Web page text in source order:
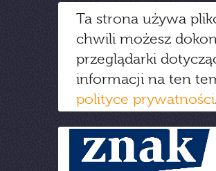
Ta strona używa
chwili możesz
przeglądarki
informacji na ten
polityce prywatności.